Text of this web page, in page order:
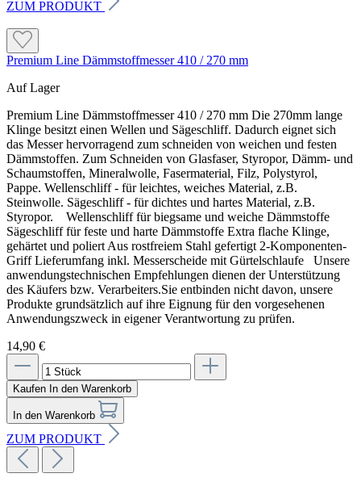
Formbeständig
Hinweise und Informationen zur Anwendung, der Lagerung, dem Transport
und der Entsorgung unserer Artikel beachte bitte das technische Datenblatt.
Verbrauchswerte sind Richtwerte. Mengenrechner dient zur unverbindlichen
Orientierung. Alle Empfehlungen dienen zur Unterstützung. Sie entbinden nicht davon, die
Produkte grundsätzlich auf Eignung in eigener Verantwortung zu prüfen.
ZUM PRODUKT
Premium Line Dämmstoffmesser 410 / 270 mm
Auf Lager
Premium Line Dämmstoffmesser 410 / 270 mm Die 270mm lange
Klinge besitzt einen Wellen und Sägeschliff. Dadurch eignet sich
das Messer hervorragend zum schneiden von weichen und festen
Dämmstoffen. Zum Schneiden von Glasfaser, Styropor, Dämm- und
Schaumstoffen, Mineralwolle, Fasermaterial, Filz, Polystyrol,
Pappe. Wellenschliff - für leichtes, weiches Material, z.B.
Steinwolle. Sägeschliff - für dichtes und hartes Material, z.B.
Styropor. Wellenschliff für biegsame und weiche Dämmstoffe
Sägeschliff für feste und harte Dämmstoffe Extra flache Klinge,
gehärtet und poliert Aus rostfreiem Stahl gefertigt 2-Komponenten-
Griff Lieferumfang inkl. Messerscheide mit Gürtelschlaufe Unsere
anwendungstechnischen Empfehlungen dienen der Unterstützung
des Käufers bzw. Verarbeiters.Sie entbinden nicht davon, unsere
Produkte grundsätzlich auf ihre Eignung für den vorgesehenen
Anwendungszweck in eigener Verantwortung zu prüfen.
14,90 €
Kaufen In den Warenkorb
In den Warenkorb
ZUM PRODUKT